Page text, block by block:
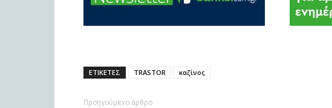
ΕΤΙΚΕΤΕΣ TRASTOR καζίνος
Προηγούμενο άρθρο